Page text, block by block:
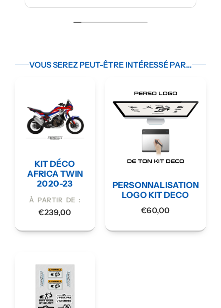
VOUS SEREZ PEUT-ÊTRE INTÉRESSÉ PAR…
KIT DÉCO
AFRICA TWIN
2020-23
À PARTIR DE :
€239,00
PERSONNALISATION
LOGO KIT DECO
€60,00